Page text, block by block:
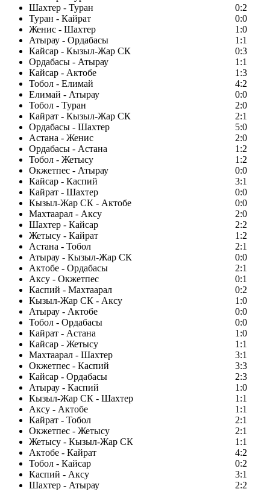
Шахтер - Туран
0:2
Туран - Кайрат
0:0
Женис - Шахтер
1:0
Атырау - Ордабасы
1:1
Кайсар - Кызыл-Жар СК
0:3
Ордабасы - Атырау
1:1
Кайсар - Актобе
1:3
Тобол - Елимай
4:2
Елимай - Атырау
0:0
Тобол - Туран
2:0
Кайрат - Кызыл-Жар СК
2:1
Ордабасы - Шахтер
5:0
Астана - Женис
2:0
Ордабасы - Астана
1:2
Тобол - Жетысу
1:2
Окжетпес - Атырау
0:0
Кайсар - Каспий
3:1
Кайрат - Шахтер
0:0
Кызыл-Жар СК - Актобе
0:0
Махтаарал - Аксу
2:0
Шахтер - Кайсар
2:2
Жетысу - Кайрат
1:2
Астана - Тобол
2:1
Атырау - Кызыл-Жар СК
0:0
Актобе - Ордабасы
2:1
Аксу - Окжетпес
0:1
Каспий - Махтаарал
0:2
Кызыл-Жар СК - Аксу
1:0
Атырау - Актобе
0:0
Тобол - Ордабасы
0:0
Кайрат - Астана
1:0
Кайсар - Жетысу
1:1
Махтаарал - Шахтер
3:1
Окжетпес - Каспий
3:3
Кайсар - Ордабасы
2:3
Атырау - Каспий
1:0
Кызыл-Жар СК - Шахтер
1:1
Аксу - Актобе
1:1
Кайрат - Тобол
2:1
Окжетпес - Жетысу
2:1
Жетысу - Кызыл-Жар СК
1:1
Актобе - Кайрат
4:2
Тобол - Кайсар
0:2
Каспий - Аксу
3:1
Шахтер - Атырау
2:2